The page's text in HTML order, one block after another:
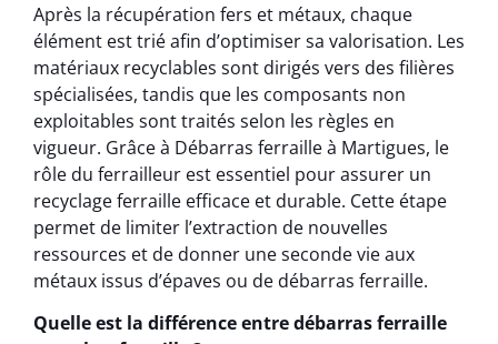
Après la récupération fers et métaux, chaque
élément est trié afin d’optimiser sa valorisation. Les
matériaux recyclables sont dirigés vers des filières
spécialisées, tandis que les composants non
exploitables sont traités selon les règles en
vigueur. Grâce à Débarras ferraille à Martigues, le
rôle du ferrailleur est essentiel pour assurer un
recyclage ferraille efficace et durable. Cette étape
permet de limiter l’extraction de nouvelles
ressources et de donner une seconde vie aux
métaux issus d’épaves ou de débarras ferraille.
Quelle est la différence entre débarras ferraille